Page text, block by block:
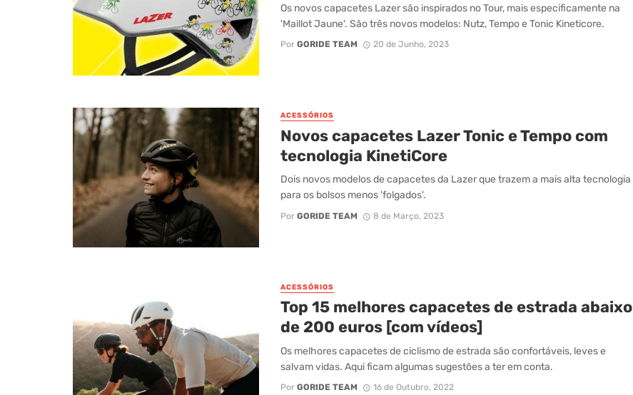
Os novos capacetes Lazer são inspirados no Tour, mais especificamente na
'Maillot Jaune'. São três novos modelos: Nutz, Tempo e Tonic Kineticore.
Por GORIDE TEAM 20 de Junho, 2023
ACESSÓRIOS
Novos capacetes Lazer Tonic e Tempo com
tecnologia KinetiCore
Dois novos modelos de capacetes da Lazer que trazem a mais alta tecnologia
para os bolsos menos 'folgados'.
Por GORIDE TEAM 8 de Março, 2023
ACESSÓRIOS
Top 15 melhores capacetes de estrada abaixo
de 200 euros [com vídeos]
Os melhores capacetes de ciclismo de estrada são confortáveis, leves e
salvam vidas. Aqui ficam algumas sugestões a ter em conta.
Por GORIDE TEAM 16 de Outubro, 2022